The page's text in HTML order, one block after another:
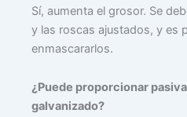
Sí, aumenta el grosor. Se
y las roscas ajustados, y es
enmascararlos.
¿Puede proporcionar
galvanizado?